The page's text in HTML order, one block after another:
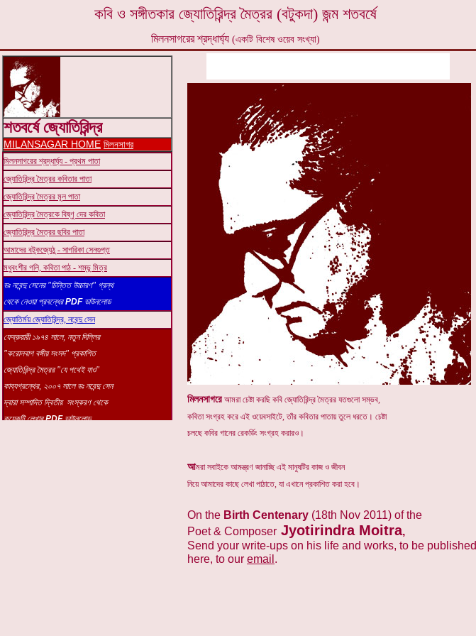
On the Birth Centenary (18th Nov 2011) of the
Poet & Composer Jyotirindra Moitra,
Send your write-ups on his life and works, to be published
here, to our email .
মিলনসাগরে আমরা চেষ্টা করছি কবি জ্যোতিরিন্দ্র মৈত্রর যতগুলো সম্ভব,
কবিতা সংগ্রহ করে এই ওয়েবসাইটে, তাঁর কবিতার পাতায় তুলে ধরতে। চেষ্টা
চলছে কবির গানের রেকর্ডিং সংগ্রহ করারও।
আমরা সবাইকে আমন্ত্রণ জানাচ্ছি এই মানুষটির কাজ ও জীবন
নিয়ে আমাদের কাছে লেখা পাঠাতে, যা এখানে প্রকাশিত করা হবে।
কবি ও সঙ্গীতকার জ্যোতিরিন্দ্র মৈত্রর (বটুকদা) জন্ম শতবর্ষে
মিলনসাগরের শ্রদ্ধার্ঘ্য (একটি বিশেষ ওয়েব সংখ্যা)
শতবর্ষে জ্যোতিরিন্দ্র
MILANSAGAR HOME মিলনসাগর